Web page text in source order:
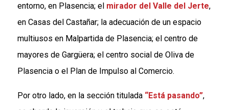
entorno, en Plasencia; el mirador del Valle del Jerte,
en Casas del Castañar; la adecuación de un espacio
multiusos en Malpartida de Plasencia; el centro de
mayores de Gargüera; el centro social de Oliva de
Plasencia o el Plan de Impulso al Comercio.
Por otro lado, en la sección titulada “Está pasando”,